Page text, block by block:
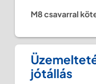
M8 csavarral
jótállás